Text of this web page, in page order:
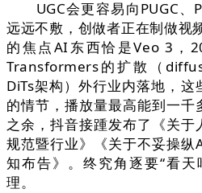
UGC会更容易向PUGC、
远远不敷，创做者正在制做视
的焦点AI东西恰是Veo 3，
Transformers的扩散（
DiTs架构）外行业内落地，这
的情节，播放量最高能到一
之余，抖音接踵发布了《关于
规范暨行业》《关于不妥操纵
知布告》。终究角逐要“看
理。